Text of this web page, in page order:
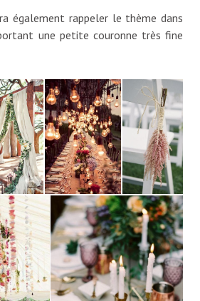
également rappeler le thème dans
une petite couronne très fine